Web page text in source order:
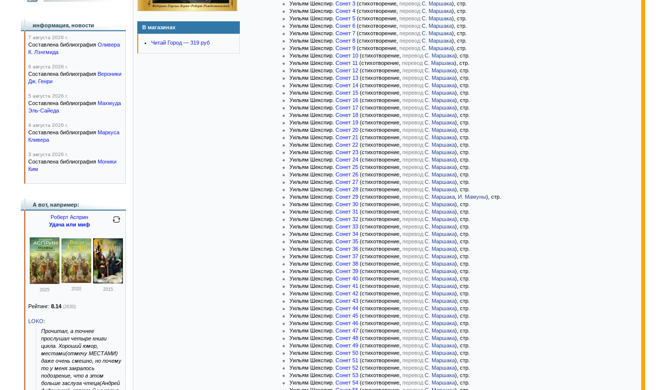
В магазинах
Читай Город — 319 руб
Уильям Шекспир. Сонет 3 (стихотворение, перевод С. Маршака), стр.
Уильям Шекспир. Сонет 4 (стихотворение, перевод С. Маршака), стр.
Уильям Шекспир. Сонет 5 (стихотворение, перевод С. Маршака), стр.
Уильям Шекспир. Сонет 6 (стихотворение, перевод С. Маршака), стр.
Уильям Шекспир. Сонет 7 (стихотворение, перевод С. Маршака), стр.
Уильям Шекспир. Сонет 8 (стихотворение, перевод С. Маршака), стр.
Уильям Шекспир. Сонет 9 (стихотворение, перевод С. Маршака), стр.
Уильям Шекспир. Сонет 10 (стихотворение, перевод С. Маршака), стр.
Уильям Шекспир. Сонет 11 (стихотворение, перевод С. Маршака), стр.
Уильям Шекспир. Сонет 12 (стихотворение, перевод С. Маршака), стр.
Уильям Шекспир. Сонет 13 (стихотворение, перевод С. Маршака), стр.
Уильям Шекспир. Сонет 14 (стихотворение, перевод С. Маршака), стр.
Уильям Шекспир. Сонет 15 (стихотворение, перевод С. Маршака), стр.
Уильям Шекспир. Сонет 16 (стихотворение, перевод С. Маршака), стр.
Уильям Шекспир. Сонет 17 (стихотворение, перевод С. Маршака), стр.
Уильям Шекспир. Сонет 18 (стихотворение, перевод С. Маршака), стр.
Уильям Шекспир. Сонет 19 (стихотворение, перевод С. Маршака), стр.
Уильям Шекспир. Сонет 20 (стихотворение, перевод С. Маршака), стр.
Уильям Шекспир. Сонет 21 (стихотворение, перевод С. Маршака), стр.
Уильям Шекспир. Сонет 22 (стихотворение, перевод С. Маршака), стр.
Уильям Шекспир. Сонет 23 (стихотворение, перевод С. Маршака), стр.
Уильям Шекспир. Сонет 24 (стихотворение, перевод С. Маршака), стр.
Уильям Шекспир. Сонет 25 (стихотворение, перевод С. Маршака), стр.
Уильям Шекспир. Сонет 26 (стихотворение, перевод С. Маршака), стр.
Уильям Шекспир. Сонет 27 (стихотворение, перевод С. Маршака), стр.
Уильям Шекспир. Сонет 28 (стихотворение, перевод С. Маршака), стр.
Уильям Шекспир. Сонет 29 (стихотворение, перевод С. Маршака И. Мамуны), стр.
Уильям Шекспир. Сонет 30 (стихотворение, перевод С. Маршака), стр.
Уильям Шекспир. Сонет 31 (стихотворение, перевод С. Маршака), стр.
Уильям Шекспир. Сонет 32 (стихотворение, перевод С. Маршака), стр.
Уильям Шекспир. Сонет 33 (стихотворение, перевод С. Маршака), стр.
Уильям Шекспир. Сонет 34 (стихотворение, перевод С. Маршака), стр.
Уильям Шекспир. Сонет 35 (стихотворение, перевод С. Маршака), стр.
Уильям Шекспир. Сонет 36 (стихотворение, перевод С. Маршака), стр.
Уильям Шекспир. Сонет 37 (стихотворение, перевод С. Маршака), стр.
Уильям Шекспир. Сонет 38 (стихотворение, перевод С. Маршака), стр.
Уильям Шекспир. Сонет 39 (стихотворение, перевод С. Маршака), стр.
Уильям Шекспир. Сонет 40 (стихотворение, перевод С. Маршака), стр.
Уильям Шекспир. Сонет 41 (стихотворение, перевод С. Маршака), стр.
Уильям Шекспир. Сонет 42 (стихотворение, перевод С. Маршака), стр.
Уильям Шекспир. Сонет 43 (стихотворение, перевод С. Маршака), стр.
Уильям Шекспир. Сонет 44 (стихотворение, перевод С. Маршака), стр.
Уильям Шекспир. Сонет 45 (стихотворение, перевод С. Маршака), стр.
Уильям Шекспир. Сонет 46 (стихотворение, перевод С. Маршака), стр.
Уильям Шекспир. Сонет 47 (стихотворение, перевод С. Маршака), стр.
Уильям Шекспир. Сонет 48 (стихотворение, перевод С. Маршака), стр.
Уильям Шекспир. Сонет 49 (стихотворение, перевод С. Маршака), стр.
Уильям Шекспир. Сонет 50 (стихотворение, перевод С. Маршака), стр.
Уильям Шекспир. Сонет 51 (стихотворение, перевод С. Маршака), стр.
Уильям Шекспир. Сонет 52 (стихотворение, перевод С. Маршака), стр.
Уильям Шекспир. Сонет 53 (стихотворение, перевод С. Маршака), стр.
Уильям Шекспир. Сонет 54 (стихотворение, перевод С. Маршака), стр.
информация, новости
7 августа 2026 г.
Составлена библиография Оливера
К. Лэнгмида
6 августа 2026 г.
Составлена библиография Вероники
Дж. Генри
5 августа 2026 г.
Составлена библиография Махмуда
Эль-Сайеда
4 августа 2026 г.
Составлена библиография Маркуса
Кливера
3 августа 2026 г.
Составлена библиография Моники
Ким
А вот, например:
Роберт Асприн
Удача или миф
2025 2020 2015
Рейтинг: 8.14 (2630)
LOKO:
Прочитал, а точнее
прослушал четыре книги
цикла. Хороший юмор,
местами(отмечу МЕСТАМИ)
даже очень смешно, но почему
то у меня закралось
подозрение, что в этом
больше заслуга чтеца(Андрей